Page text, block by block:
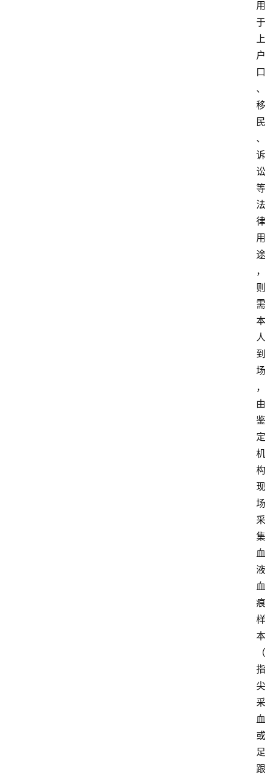
用
于
上
户
口
、
移
民
、
诉
讼
等
法
律
用
途
，
则
需
本
人
到
场
，
由
鉴
定
机
构
现
场
采
集
血
液
血
痕
样
本
（
指
尖
采
血
或
足
跟